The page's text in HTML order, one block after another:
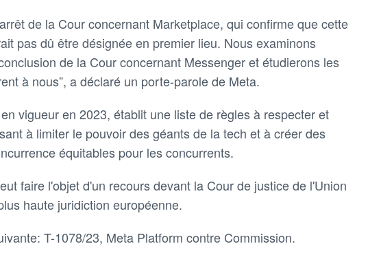
de la Cour concernant Marketplace, qui confirme que cette
pas dû être désignée en premier lieu. Nous examinons
de la Cour concernant Messenger et étudierons les
à nous”, a déclaré un porte-parole de Meta.
vigueur en 2023, établit une liste de règles à respecter et
à limiter le pouvoir des géants de la tech et à créer des
équitables pour les concurrents.
faire l'objet d'un recours devant la Cour de justice de l'Union
haute juridiction européenne.
T-1078/23, Meta Platform contre Commission.